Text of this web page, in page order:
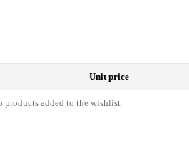
Unit price
products added to the wishlist